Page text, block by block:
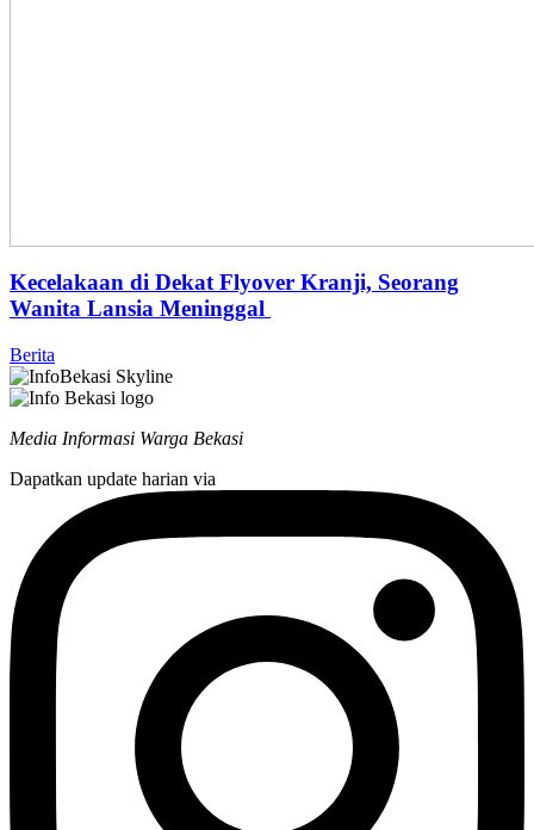
Kecelakaan di Dekat Flyover Kranji, Seorang
Wanita Lansia Meninggal
Berita
Media Informasi Warga Bekasi
Dapatkan update harian via